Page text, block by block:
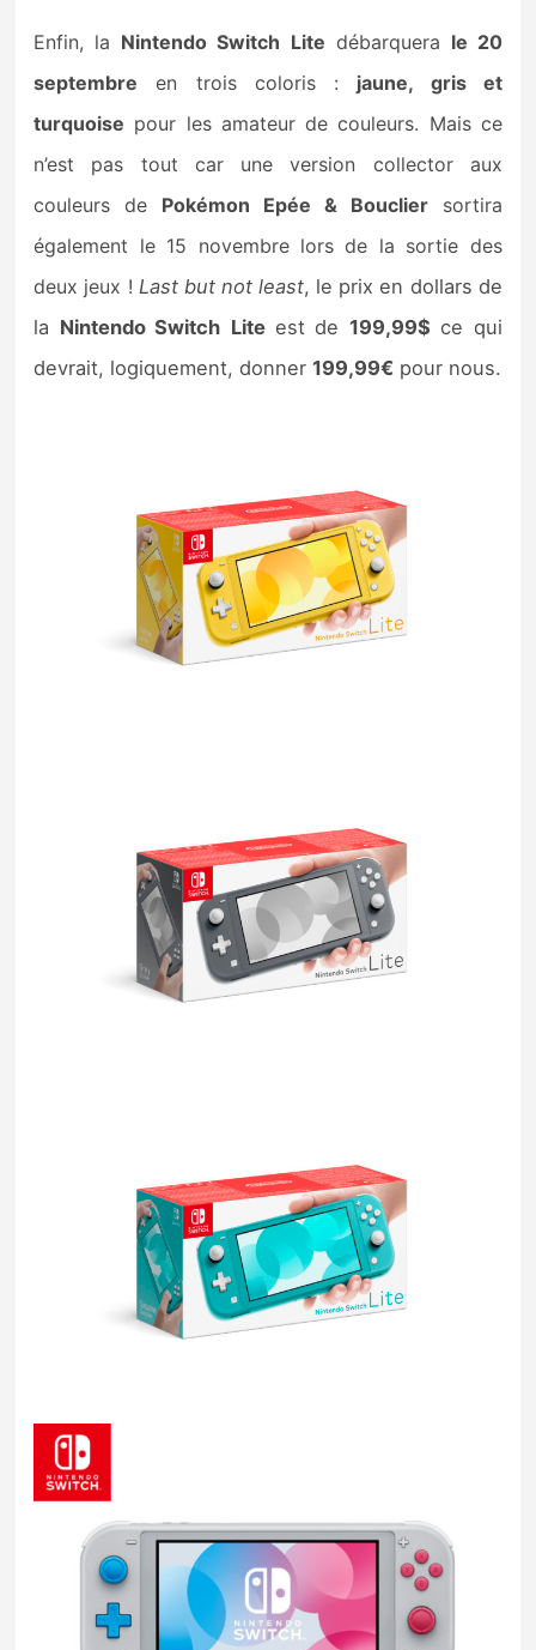
Enfin, la Nintendo Switch Lite débarquera le 20
septembre en trois coloris : jaune, gris et
turquoise pour les amateur de couleurs. Mais ce
n’est pas tout car une version collector aux
couleurs de Pokémon Epée & Boucliersortira
également le 15 novembre lors de la sortie des
deux jeux ! Last but not least, le prix en dollars de
la Nintendo Switch Liteest de 199,99$ ce qui
devrait, logiquement, donner199,99€ pour nous.